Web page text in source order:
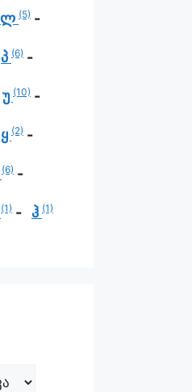
ლ (5)
პ (6)
უ (10)
ყ (2)
(6)
(1) ჰ (1)